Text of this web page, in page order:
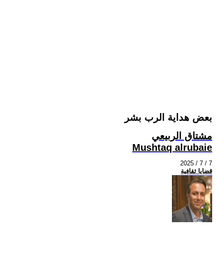
بعض هداية الرب بشر
مشتاق الربيعي
Mushtaq alrubaie
2025 / 7 / 7
قضايا ثقافية